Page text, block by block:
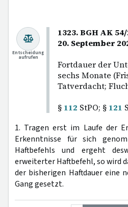
1323. BGH AK
20. September
Fortdauer der
sechs Monate
Tatverdacht;
§ 112 StPO; § 121
Entscheidung
aufrufen
1. Tragen erst im Laufe der
Erkenntnisse für sich
Haftbefehls und ergeht
erweiterter Haftbefehl, so wird
der bisherigen Haftdauer eine
Gang gesetzt.